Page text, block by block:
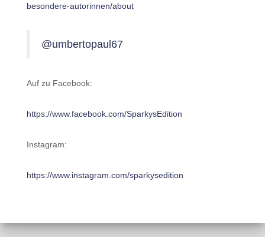
besondere-autorinnen/about
@umbertopaul67
Auf zu Facebook:
https://www.facebook.com/SparkysEdition
Instagram:
https://www.instagram.com/sparkysedition